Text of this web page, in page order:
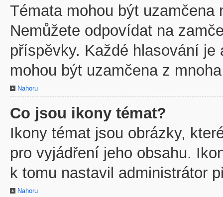
Témata mohou být uzamčena
Nemůžete odpovídat na
příspěvky. Každé hlasování
mohou být uzamčena z
Nahoru
Co jsou ikony témat?
Ikony témat jsou obrázky,
pro vyjádření jeho obsahu.
k tomu nastavil administrátor
Nahoru